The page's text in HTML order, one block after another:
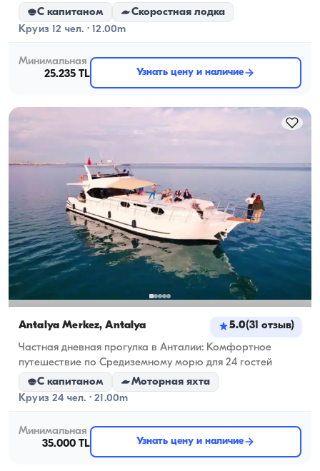
С капитаном
Скоростная лодка
Круиз 12 чел. · 12.00m
Минимальная
25.235 TL
Узнать цену и наличие
Antalya Merkez, Antalya 5.0(31 отзыв)
Частная дневная прогулка в Анталии: Комфортное
путешествие по Средиземному морю для 24 гостей
С капитаном
Моторная яхта
Круиз 24 чел. · 21.00m
Минимальная
35.000 TL
Узнать цену и наличие